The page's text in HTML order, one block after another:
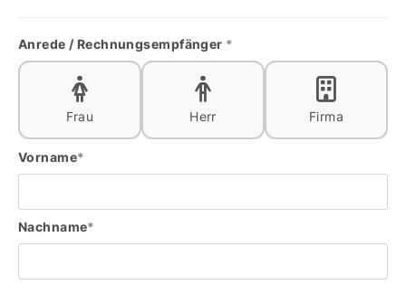
Anrede / Rechnungsempfänger *
Frau Herr Firma
Vorname*
Nachname*